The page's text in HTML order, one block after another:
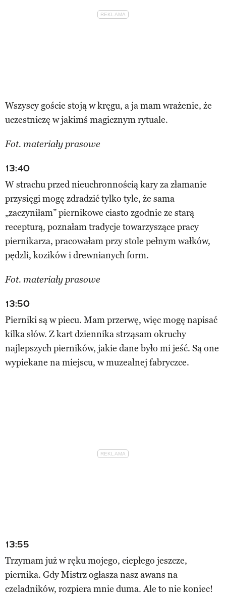
Wszyscy goście stoją w kręgu, a ja mam wrażenie, że
uczestniczę w jakimś magicznym rytuale.
Fot. materiały prasowe
13:40
W strachu przed nieuchronnością kary za złamanie
przysięgi mogę zdradzić tylko tyle, że sama
„zaczyniłam” piernikowe ciasto zgodnie ze starą
recepturą, poznałam tradycje towarzyszące pracy
piernikarza, pracowałam przy stole pełnym wałków,
pędzli, kozików i drewnianych form.
Fot. materiały prasowe
13:50
Pierniki są w piecu. Mam przerwę, więc mogę napisać
kilka słów. Z kart dziennika strząsam okruchy
najlepszych pierników, jakie dane było mi jeść. Są one
wypiekane na miejscu, w muzealnej fabryczce.
13:55
Trzymam już w ręku mojego, ciepłego jeszcze,
piernika. Gdy Mistrz ogłasza nasz awans na
czeladników, rozpiera mnie duma. Ale to nie koniec!